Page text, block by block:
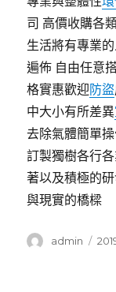
司 高價收購各
生活將有專業
遍佈 自由任意
格實惠歡迎防盜
中大小有所差異
去除氣體簡單
訂製獨樹各行
著以及積極的
與現實的橋樑
作
admin
發